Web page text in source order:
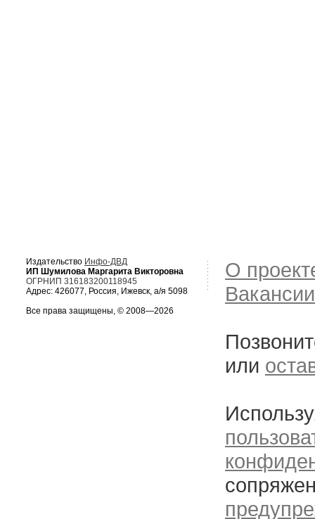
Издательство Инфо-ДВД
ИП Шумилова Маргарита Викторовна
ОГРНИП 316183200118945
Адрес: 426077, Россия, Ижевск, а/я 5098
Все права защищены, © 2008—2026
О
Вакансии
или